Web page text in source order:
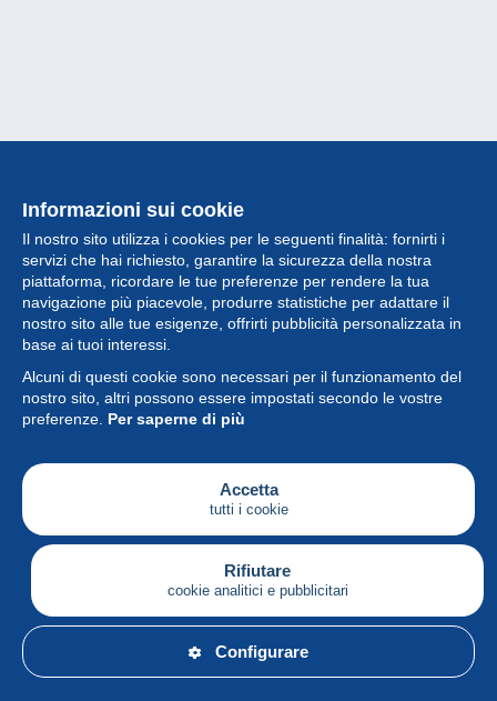
Informazioni sui cookie
Il nostro sito utilizza i cookies per le seguenti finalità: fornirti i
servizi che hai richiesto, garantire la sicurezza della nostra
piattaforma, ricordare le tue preferenze per rendere la tua
navigazione più piacevole, produrre statistiche per adattare il
nostro sito alle tue esigenze, offrirti pubblicità personalizzata in
base ai tuoi interessi.
Alcuni di questi cookie sono necessari per il funzionamento del
nostro sito, altri possono essere impostati secondo le vostre
preferenze. Per saperne di più
Accetta
tutti i cookie
Rifiutare
cookie analitici e pubblicitari
Configurare
Collezione
Novità
Funzione
Società
Servizi
Sta scrivendo
Italiano